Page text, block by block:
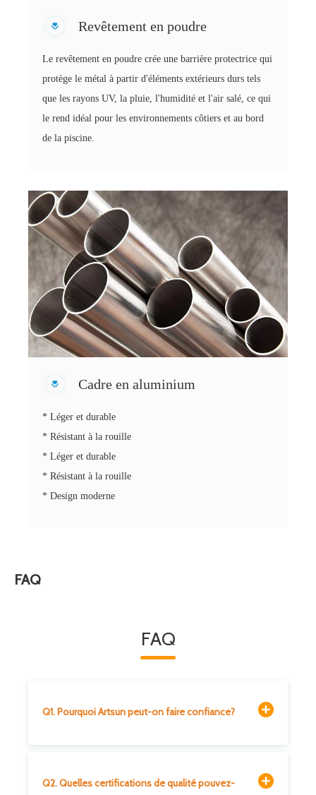
Revêtement en poudre
Le revêtement en poudre crée une barrière protectrice qui
protège le métal à partir d'éléments extérieurs durs tels
que les rayons UV, la pluie, l'humidité et l'air salé, ce qui
le rend idéal pour les environnements côtiers et au bord
de la piscine.
Cadre en aluminium
* Léger et durable
* Résistant à la rouille
* Léger et durable
* Résistant à la rouille
* Design moderne
FAQ
FAQ
Q1. Pourquoi Artsun peut-on faire confiance?
Q2. Quelles certifications de qualité pouvez-